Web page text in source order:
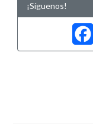
¡Síguenos!